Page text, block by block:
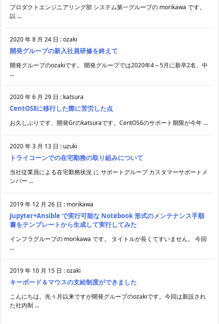
プロダクトエンジニアリング部 システム第一グループの morikawa です。
以 ...
2020 年 8 月 24 日 :ozaki
開発グループの新入社員研修を終えて
開発グループのozakiです。 開発グループでは2020年4～5月に新卒2名、中
...
2020 年 6 月 29 日 : katsura
CentOS8に移行した際に苦労した点
お久しぶりです、開発Grのkatsuraです。CentOS6のサポート期限が今年 ...
2020 年 3 月 13 日 : uzuki
トライコーンでの在宅勤務の取り組みについて
当社従業員による在宅勤務状況 に サポートグループ カスタマーサポートメ
ンバー ...
2019 年 12 月 26 日 : morikawa
Jupyter+Ansible で実行可能な Notebook 形式のメンテナンス手順
書をテンプレートから生成して実行してみた
インフラグループの morikawa です。 タイトルが長くてすいません。 今回
...
2019 年 10 月 15 日 :ozaki
キーボード＆マウスの支給制度ができました
こんにちは。先々月以来ですが開発グループのozakiです。今回は新設され
た社内制 ...